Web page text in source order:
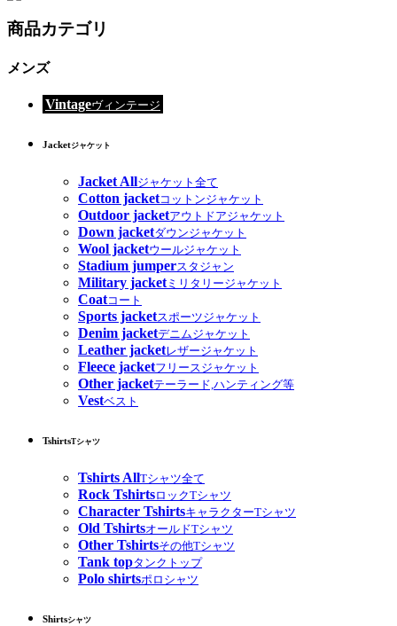
商品カテゴリ
メンズ
Vintageヴィンテージ
Jacketジャケット
Jacket Allジャケット全て
Cotton jacketコットンジャケット
Outdoor jacketアウトドアジャケット
Down jacketダウンジャケット
Wool jacketウールジャケット
Stadium jumperスタジャン
Military jacketミリタリージャケット
Coatコート
Sports jacketスポーツジャケット
Denim jacketデニムジャケット
Leather jacketレザージャケット
Fleece jacketフリースジャケット
Other jacketテーラード,ハンティング等
Vestベスト
TshirtsTシャツ
Tshirts AllTシャツ全て
Rock TshirtsロックTシャツ
Character TshirtsキャラクターTシャツ
Old TshirtsオールドTシャツ
Other Tshirtsその他Tシャツ
Tank topタンクトップ
Polo shirtsポロシャツ
Shirtsシャツ